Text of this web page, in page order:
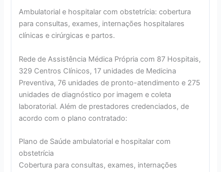
Ambulatorial e hospitalar com obstetrícia: cobertura
para consultas, exames, internações hospitalares
clínicas e cirúrgicas e partos.
Rede de Assistência Médica Própria com 87 Hospitais,
329 Centros Clínicos, 17 unidades de Medicina
Preventiva, 76 unidades de pronto-atendimento e 275
unidades de diagnóstico por imagem e coleta
laboratorial. Além de prestadores credenciados, de
acordo com o plano contratado:
Plano de Saúde ambulatorial e hospitalar com
obstetrícia
Cobertura para consultas, exames, internações